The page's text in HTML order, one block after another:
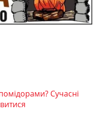
Сучасні